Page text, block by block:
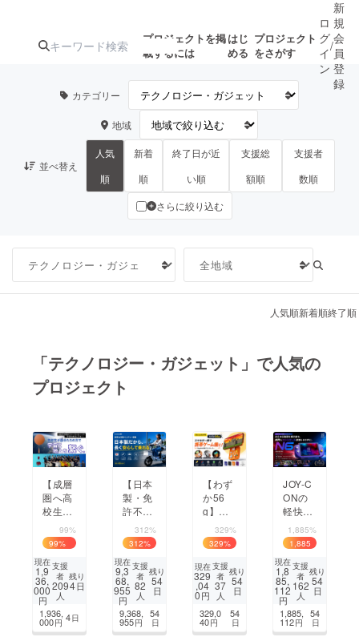
プロジェクトを掲
載するには
はじ
める
プロジェクト
をさがす
注目のリ
ターン
注目の新着プロ
ジェクト
募集終了が近いプ
ロジェクト
もうすぐ公開
されます
アート・写真
テクノロジー・ガジェット ゲーム・サ
まちづくり・地域活性化
CAMPFIRE for Social GoodCAMPFIRE Creation
CAMPFIREふるさと納税
machi-yaコミュニティ
ロ
グ
イ
ン
/
新
規
会
員
登
録
カテゴリー
地域
並べ替え
人気
順
新着
順
終了日が近
い順
支援総
額順
支援者
数順
さらに絞り込む
人気順新着順終了順
「テクノロジー・ガジェット」で人気の
プロジェクト
【成層
圏へ高
校生の
挑戦】
～高高
度気球
で宇宙
へ行き
たい～
｜ SB
プロ
ジェク
99%
99%
現在
1,9
36,
000
円
支援
者
209
人
残り
4日
1,936,
000円 4日
【日本
製・免
許不
要】
座って
乗れる
電動バ
イク、
坂道も
段差も
自転車
を超え
312%
312%
現在
9,3
68,
955
円
支援
者
82
人
残り
54
日
9,368,
955円
54
日
【わず
か56
g】Ma
gSafe
でスマ
ホが
ゲーム
機に。
abxylu
329%
329%
現在
329
,04
0円
支援
者
37
人
残り
54
日
329,0
40円
54
日
JOY-C
ONの
軽快さ
× フル
サイズ
級の操
作感、
Switch
2を
もっと
自由に
1,885%
1,885
%
現在
1,8
85,
112
円
支援
者
162
人
残り
54
日
1,885,
112円
54
日